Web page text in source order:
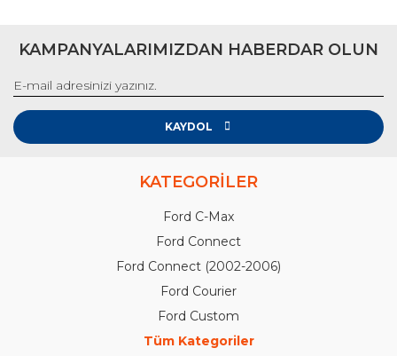
KAMPANYALARIMIZDAN HABERDAR OLUN
KAYDOL
KATEGORİLER
Ford C-Max
Ford Connect
Ford Connect (2002-2006)
Ford Courier
Ford Custom
Tüm Kategoriler